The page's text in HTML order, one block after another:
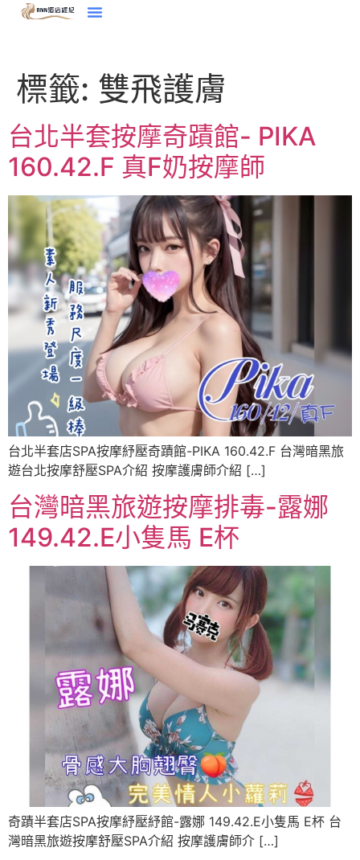
標籤: 雙飛護膚
台北半套按摩奇蹟館- PIKA
160.42.F 真F奶按摩師
台北半套店SPA按摩紓壓奇蹟館-PIKA 160.42.F 台灣暗黑旅
遊台北按摩舒壓SPA介紹 按摩護膚師介紹 […]
台灣暗黑旅遊按摩排毒-露娜
149.42.E小隻馬 E杯
奇蹟半套店SPA按摩紓壓紓館-露娜 149.42.E小隻馬 E杯 台
灣暗黑旅遊按摩舒壓SPA介紹 按摩護膚師介 […]